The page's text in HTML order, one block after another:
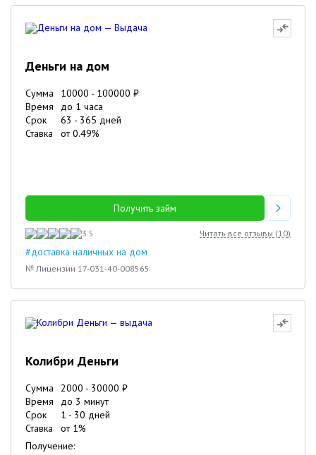
Деньги на дом
Сумма 10000 - 100000 ₽
Время
до 1 часа
Срок
63 - 365 дней
Ставка
от0.49%
Получить займ
3.5 Читать все отзывы (10)
#доставка наличных на дом
№ Лицензии 17-031-40-008565
Колибри Деньги
Сумма 2000 - 30000 ₽
Время
до 3 минут
Срок
1 - 30 дней
Ставка
от 1%
Получение: